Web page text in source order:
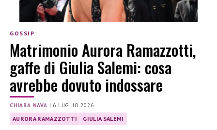
GOSSIP
Matrimonio Aurora Ramazzotti,
gaffe di Giulia Salemi: cosa
avrebbe dovuto indossare
CHIARA NAVA | 6 LUGLIO 2026
AURORA RAMAZZOTTI GIULIA SALEMI